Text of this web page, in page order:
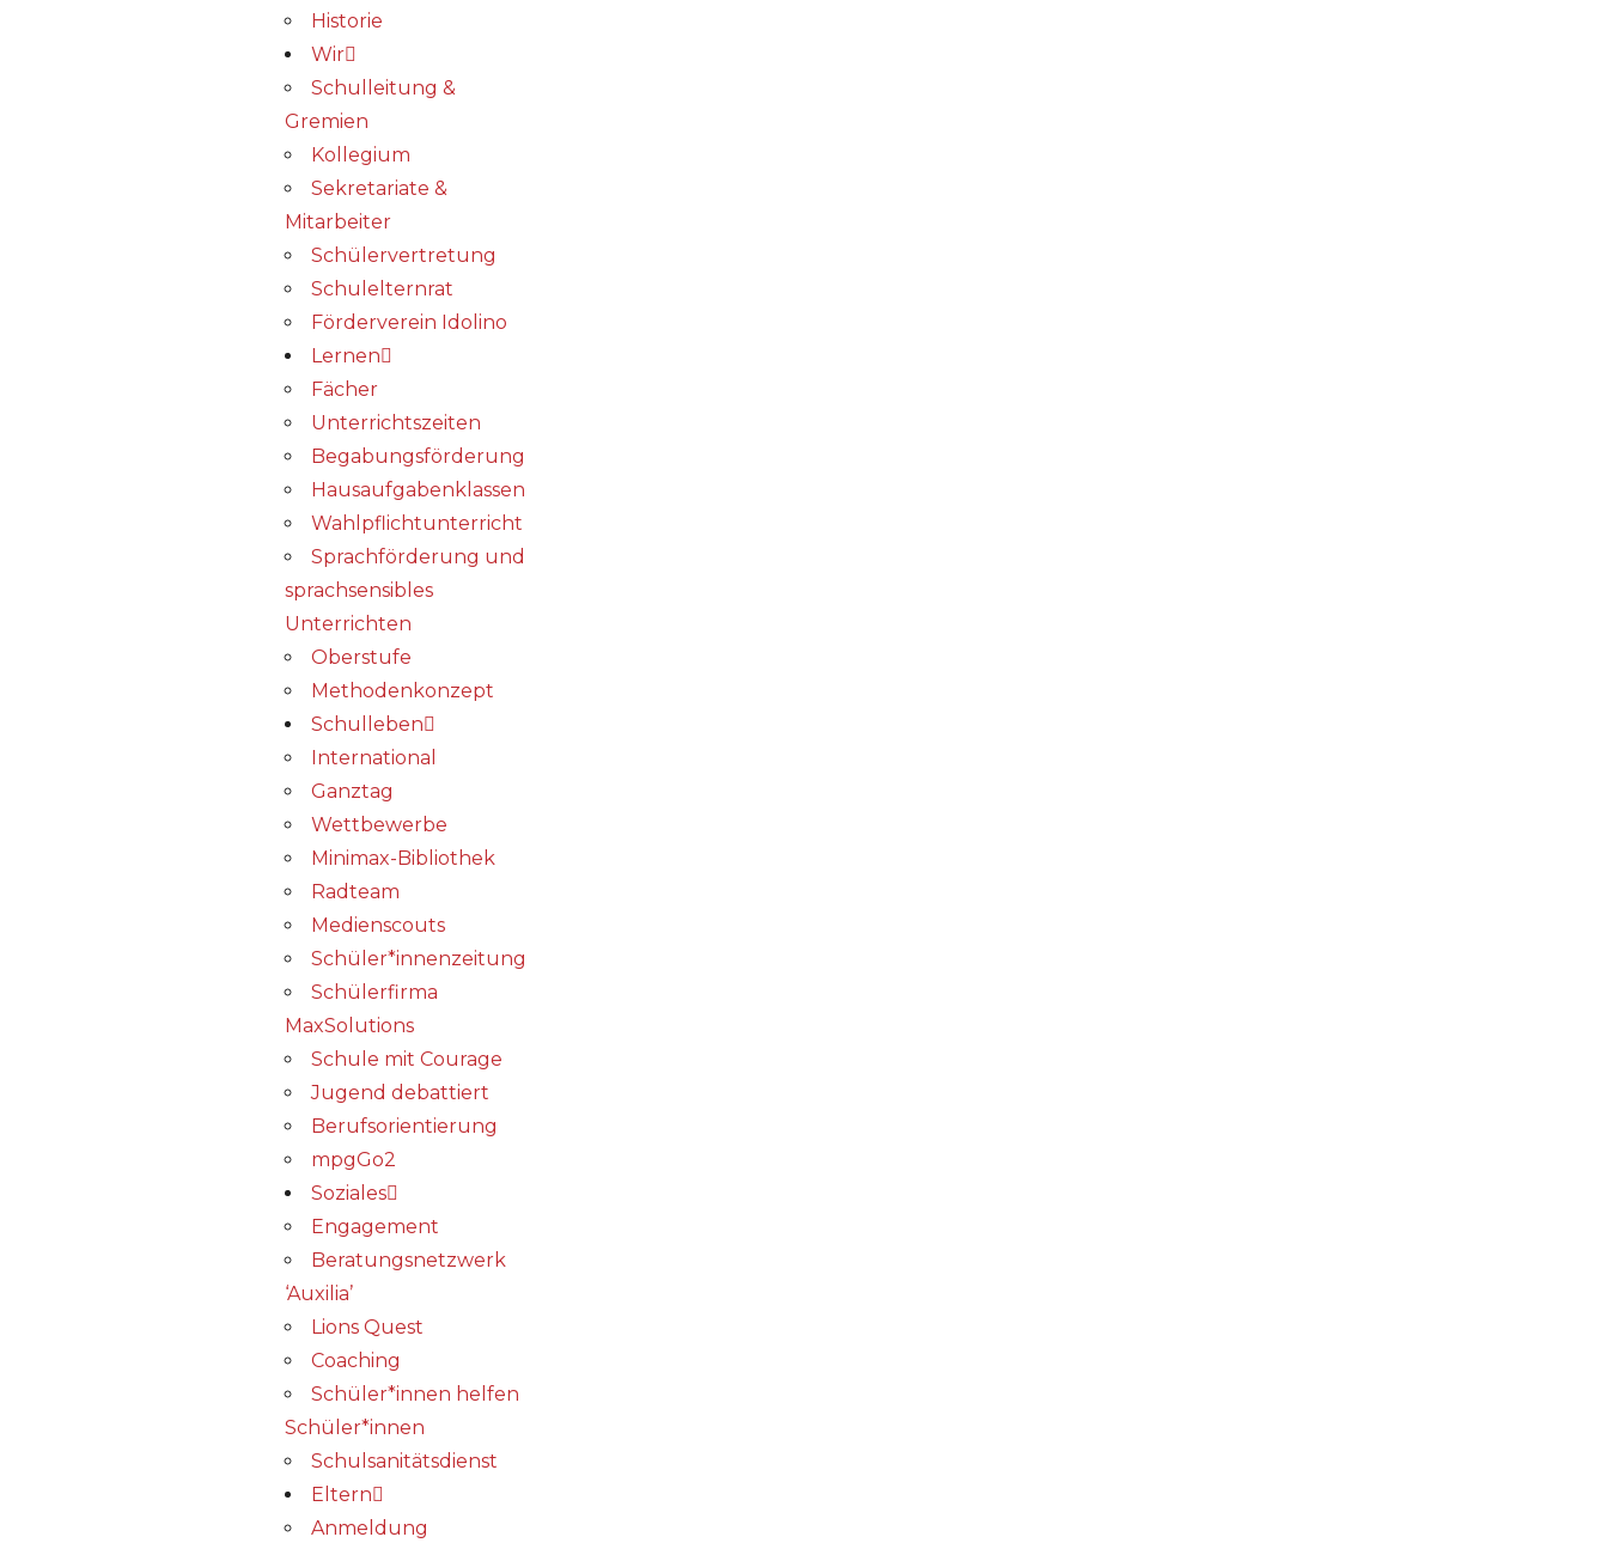
Historie
Wir
Schulleitung &
Gremien
Kollegium
Sekretariate &
Mitarbeiter
Schülervertretung
Schulelternrat
Förderverein Idolino
Lernen
Fächer
Unterrichtszeiten
Begabungs­förderung
Hausaufgabenklassen
Wahlpflichtunterricht
Sprachförderung und
sprachsensibles
Unterrichten
Oberstufe
Methodenkonzept
Schulleben
International
Ganztag
Wettbewerbe
Minimax-Bibliothek​
Radteam
Medienscouts
Schüler*innenzeitung
Schülerfirma
MaxSolutions
Schule mit Courage
Jugend debattiert
Berufsorientierung
mpgGo2
Soziales
Engagement
Beratungsnetzwerk
‘Auxilia’
Lions Quest
Coaching
Schüler*innen helfen
Schüler*innen
Schulsanitätsdienst
Eltern
Anmeldung